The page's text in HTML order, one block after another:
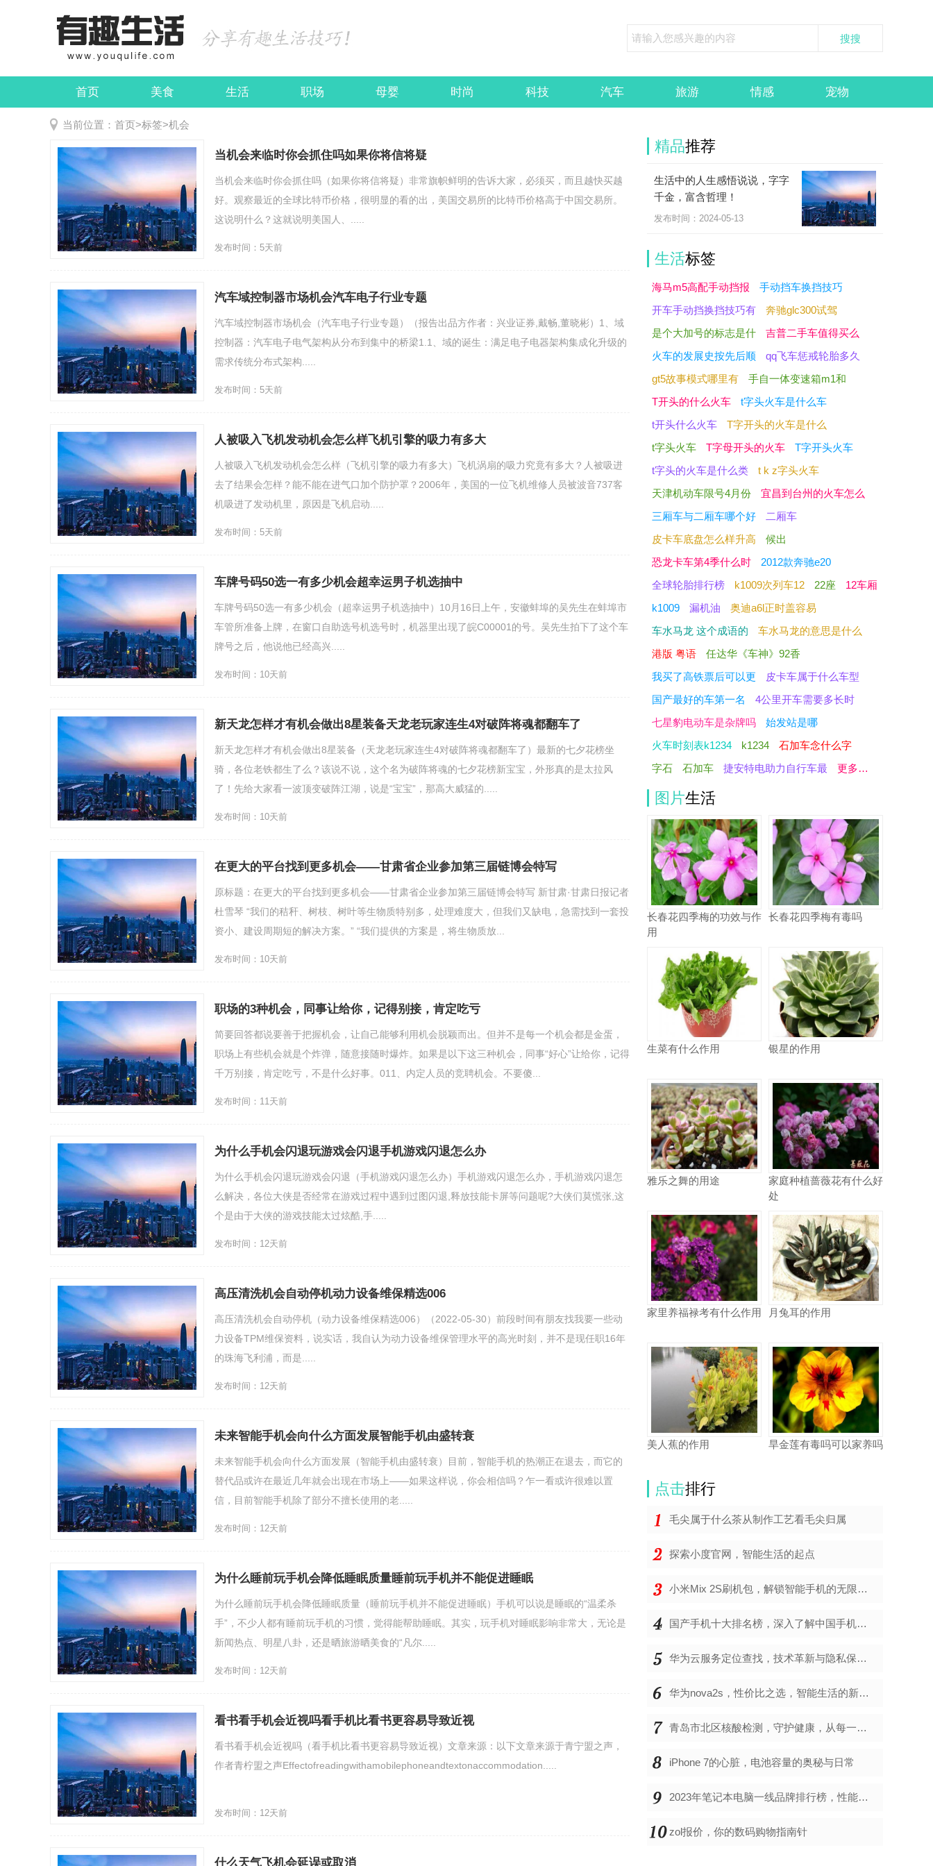
首页 美食 生活 职场 母婴 时尚 科技 汽车 旅游 情感 宠物
娱乐 民俗
当前位置： 首页>标签>机会
当机会来临时你会抓住吗如果你将信将疑
当机会来临时你会抓住吗（如果你将信将疑）非常旗帜鲜明的告诉大家，必须买，而且越快买越
好。观察最近的全球比特币价格，很明显的看的出，美国交易所的比特币价格高于中国交易所。
这说明什么？这就说明美国人、.....
发布时间：5天前
汽车域控制器市场机会汽车电子行业专题
汽车域控制器市场机会（汽车电子行业专题）（报告出品方作者：兴业证券,戴畅,董晓彬）1、域
控制器：汽车电子电气架构从分布到集中的桥梁1.1、域的诞生：满足电子电器架构集成化升级的
需求传统分布式架构.....
发布时间：5天前
人被吸入飞机发动机会怎么样飞机引擎的吸力有多大
人被吸入飞机发动机会怎么样（飞机引擎的吸力有多大）飞机涡扇的吸力究竟有多大？人被吸进
去了结果会怎样？能不能在进气口加个防护罩？2006年，美国的一位飞机维修人员被波音737客
机吸进了发动机里，原因是飞机启动.....
发布时间：5天前
车牌号码50选一有多少机会超幸运男子机选抽中
车牌号码50选一有多少机会（超幸运男子机选抽中）10月16日上午，安徽蚌埠的吴先生在蚌埠市
车管所准备上牌，在窗口自助选号机选号时，机器里出现了皖C00001的号。吴先生拍下了这个车
牌号之后，他说他已经高兴.....
发布时间：10天前
新天龙怎样才有机会做出8星装备天龙老玩家连生4对破阵将魂都翻车了
新天龙怎样才有机会做出8星装备（天龙老玩家连生4对破阵将魂都翻车了）最新的七夕花榜坐
骑，各位老铁都生了么？该说不说，这个名为破阵将魂的七夕花榜新宝宝，外形真的是太拉风
了！先给大家看一波顶变破阵江湖，说是“宝宝”，那高大威猛的.....
发布时间：10天前
在更大的平台找到更多机会——甘肃省企业参加第三届链博会特写
原标题：在更大的平台找到更多机会——甘肃省企业参加第三届链博会特写 新甘肃·甘肃日报记者
杜雪琴 “我们的秸秆、树枝、树叶等生物质特别多，处理难度大，但我们又缺电，急需找到一套投
资小、建设周期短的解决方案。” “我们提供的方案是，将生物质放...
发布时间：10天前
职场的3种机会，同事让给你，记得别接，肯定吃亏
简要回答都说要善于把握机会，让自己能够利用机会脱颖而出。但并不是每一个机会都是金蛋，
职场上有些机会就是个炸弹，随意接随时爆炸。如果是以下这三种机会，同事“好心”让给你，记得
千万别接，肯定吃亏，不是什么好事。011、内定人员的竞聘机会。不要傻...
发布时间：11天前
为什么手机会闪退玩游戏会闪退手机游戏闪退怎么办
为什么手机会闪退玩游戏会闪退（手机游戏闪退怎么办）手机游戏闪退怎么办，手机游戏闪退怎
么解决，各位大侠是否经常在游戏过程中遇到过图闪退,释放技能卡屏等问题呢?大侠们莫慌张,这
个是由于大侠的游戏技能太过炫酷,手.....
发布时间：12天前
高压清洗机会自动停机动力设备维保精选006
高压清洗机会自动停机（动力设备维保精选006）（2022-05-30）前段时间有朋友找我要一些动
力设备TPM维保资料，说实话，我自认为动力设备维保管理水平的高光时刻，并不是现任职16年
的珠海飞利浦，而是.....
发布时间：12天前
未来智能手机会向什么方面发展智能手机由盛转衰
未来智能手机会向什么方面发展（智能手机由盛转衰）目前，智能手机的热潮正在退去，而它的
替代品或许在最近几年就会出现在市场上——如果这样说，你会相信吗？乍一看或许很难以置
信，目前智能手机除了部分不擅长使用的老.....
发布时间：12天前
为什么睡前玩手机会降低睡眠质量睡前玩手机并不能促进睡眠
为什么睡前玩手机会降低睡眠质量（睡前玩手机并不能促进睡眠）手机可以说是睡眠的“温柔杀
手”，不少人都有睡前玩手机的习惯，觉得能帮助睡眠。其实，玩手机对睡眠影响非常大，无论是
新闻热点、明星八卦，还是晒旅游晒美食的“凡尔.....
发布时间：12天前
看书看手机会近视吗看手机比看书更容易导致近视
看书看手机会近视吗（看手机比看书更容易导致近视）文章来源：以下文章来源于青宁盟之声，
作者青柠盟之声Effectofreadingwithamobilephoneandtextonaccommodation.....
发布时间：12天前
什么天气飞机会延误或取消
精品推荐
生活中的人生感悟说说，字字
千金，富含哲理！
发布时间：2024-05-13
生活标签
海马m5高配手动挡报
手动挡车换挡技巧
开车手动挡换挡技巧有
奔驰glc300试驾
是个大加号的标志是什
吉普二手车值得买么
火车的发展史按先后顺
qq飞车惩戒轮胎多久
gt5故事模式哪里有
手自一体变速箱m1和
T开头的什么火车
t字头火车是什么车
t开头什么火车
T字开头的火车是什么
t字头火车
T字母开头的火车
T字开头火车
t字头的火车是什么类
t k z字头火车
天津机动车限号4月份
宜昌到台州的火车怎么
三厢车与二厢车哪个好
二厢车
皮卡车底盘怎么样升高
候出
恐龙卡车第4季什么时
2012款奔驰e20
全球轮胎排行榜
k1009次列车12 22座
12车厢
k1009
漏机油
奥迪a6l正时盖容易
车水马龙 这个成语的
车水马龙的意思是什么
港版 粤语
任达华《车神》92香
我买了高铁票后可以更
皮卡车属于什么车型
国产最好的车第一名
4公里开车需要多长时
七星豹电动车是杂牌吗
始发站是哪
火车时刻表k1234
k1234
石加车念什么字
字石
石加车 捷安特电助力自行车最 更多…
图片生活
长春花四季梅的功效与作
用
长春花四季梅有毒吗
生菜有什么作用 银星的作用
雅乐之舞的用途
家庭种植蔷薇花有什么好
处
家里养福禄考有什么作用 月兔耳的作用
美人蕉的作用 旱金莲有毒吗可以家养吗
点击排行
毛尖属于什么茶从制作工艺看毛尖归属
探索小度官网，智能生活的起点
小米Mix 2S刷机包，解锁智能手机的无限可能
国产手机十大排名榜，深入了解中国手机市场的佼佼者
华为云服务定位查找，技术革新与隐私保护的双重奏
华为nova2s，性价比之选，智能生活的新伙伴
青岛市北区核酸检测，守护健康，从每一次检测开始
iPhone 7的心脏，电池容量的奥秘与日常
2023年笔记本电脑一线品牌排行榜，性能、创新与用户满意度的综合考量
zol报价，你的数码购物指南针